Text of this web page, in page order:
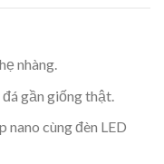
nhàng.
đá gần giống thật.
nano cùng đèn LED